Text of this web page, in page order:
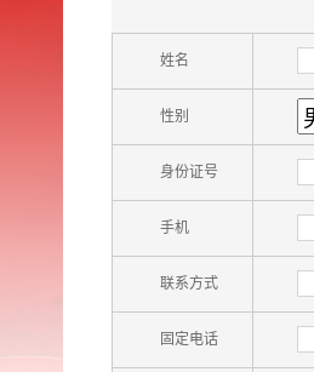
姓名
性别
身份证号
手机
联系方式
固定电话